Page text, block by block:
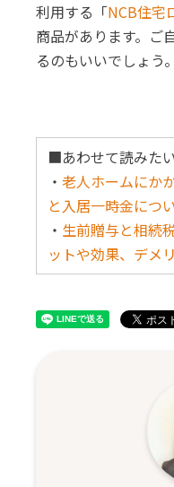
利用する「NCB住宅
商品があります。ご
るのもいいでしょう。
■あわせて読みた
・老人ホームにか
と入居一時金につ
・ 生前贈与と相続
ットや効果、デメ